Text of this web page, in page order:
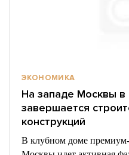
ЭКОНОМИКА
На западе Москвы
завершается
конструкций
В клубном доме премиум-